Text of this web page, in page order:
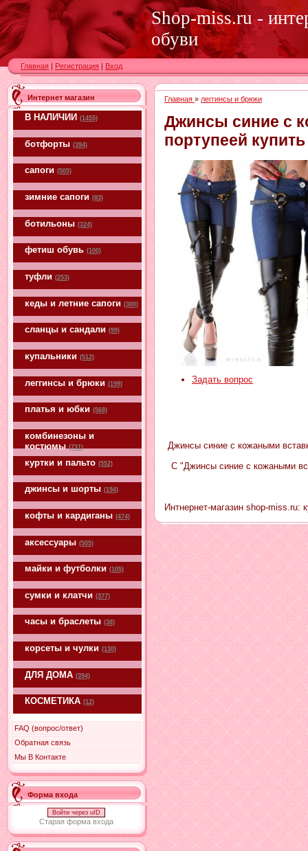
Shop-miss.ru -
обуви
Главная | Регистрация | Вход
Интернет магазин
В НАЛИЧИИ (1455)
ботфорты (394)
сапоги (505)
зимние сапоги (83)
ботильоны (324)
фетиш обувь (100)
туфли (253)
кеды и летние сапоги (300)
сланцы и сандали (99)
купальники (512)
леггинсы и брюки (199)
платья и юбки (568)
комбинезоны и
костюмы (731)
куртки и пальто (552)
джинсы и шорты (194)
кофты и кардиганы (474)
аксессуары (505)
майки и футболки (105)
сумки и клатчи (377)
часы и браслеты (38)
корсеты и чулки (130)
ДЛЯ ДОМА (394)
КОСМЕТИКА (12)
FAQ (вопрос/ответ)
Обратная связь
Мы В Контакте
Форма входа
Войти через uID
Старая форма входа
Главная » леггинсы и брюки
Джинсы синие с
портупеей купить
Задать вопрос
Джинсы синие с кожаными
С "Джинсы синие с кожаными
Интнернет-магазин shop-miss.ru: